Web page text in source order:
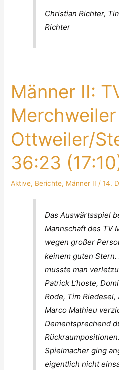
Christian Richter,
Richter
Männer II:
Merchweiler
Ottweiler/
36:23
Aktive, Berichte, Männer II /14.
Das Auswärtsspiel
Mannschaft des TV
wegen großer
keinem guten
musste man
Patrick L’hoste,
Rode, Tim
Marco Mathieu
Dementsprechend
Spielmacher ging
eigentlich nicht